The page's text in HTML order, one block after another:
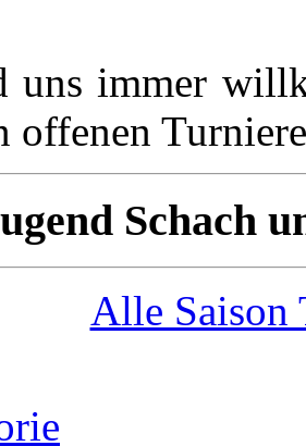
uns immer
offenen
Schach
Alle Saison